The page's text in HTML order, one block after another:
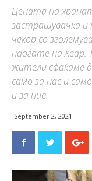
Цената на
застрашувачка
чекор со
наоѓате на Хвар.
жители сфаќаме
само за нас и
и за нив.
September 2, 2021